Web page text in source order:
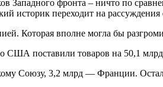
Западного фронта – ничто по
историк переходит на
Которая вполне могла бы
США поставили товаров на 50,1
Союзу, 3,2 млрд — Франции.